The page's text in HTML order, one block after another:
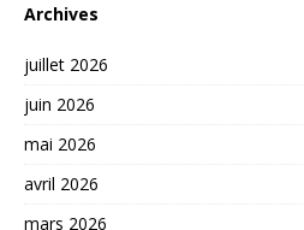
Archives
juillet 2026
juin 2026
mai 2026
avril 2026
mars 2026